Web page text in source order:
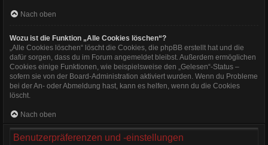
Nach oben
Wozu ist die Funktion „Alle Cookies löschen“?
„Alle Cookies löschen“ löscht die Cookies, die phpBB erstellt hat und die
dafür sorgen, dass du im Forum angemeldet bleibst. Außerdem ermöglichen
Cookies einige Funktionen, wie beispielsweise den „Gelesen“-Status –
sofern sie von der Board-Administration aktiviert wurden. Wenn du Probleme
bei der An- oder Abmeldung hast, kann es helfen, wenn du die Cookies
löscht.
Nach oben
Benutzerpräferenzen und -einstellungen